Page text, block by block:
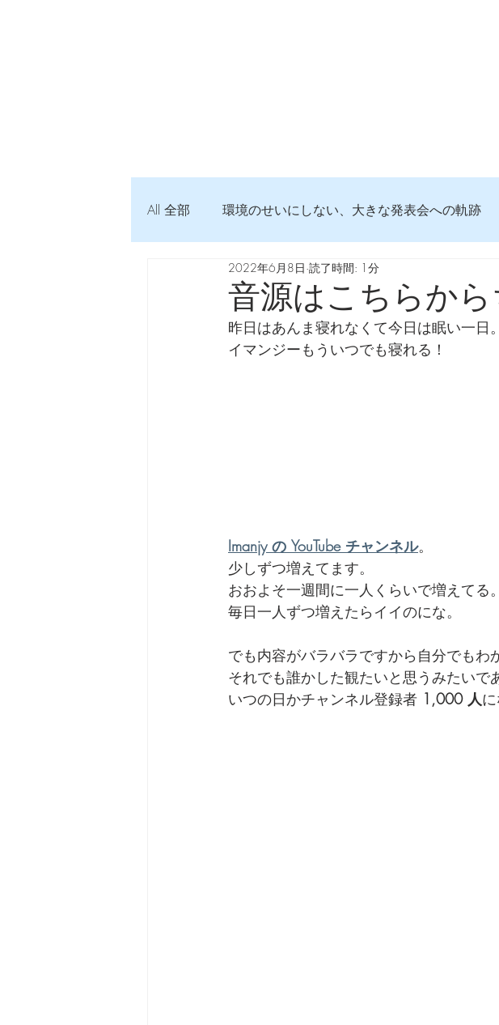
All 全部 環境のせいにしない、大きな発表会への軌跡
弦交換の記録 DTM 始める 知っておきたいコト
Imanjy Studio 使われているモノ 食べんじーの美味
音源はこちらか
2022年6月8日 読了時間: 1分
昨日はあんま寝れなくて今日は眠い一日。
イマンジーもういつでも寝れる！
Imanjy の YouTube チャンネル。
少しずつ増えてます。
おおよそ一週間に一人くらいで増えてる。
毎日一人ずつ増えたらイイのにな。
でも内容がバラバラですから自分でもわ
それでも誰かした観たいと思うみたいで
いつの日かチャンネル登録者 1,000 人